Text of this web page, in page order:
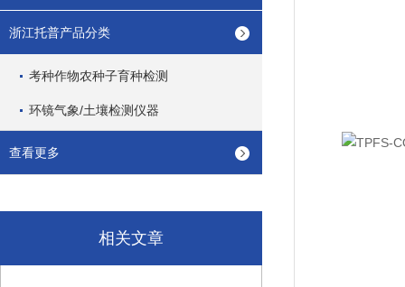
浙江托普产品分类
考种作物农种子育种检测
环镜气象/土壤检测仪器
查看更多
相关文章